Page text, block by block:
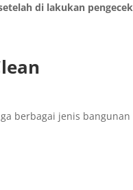
di lakukan
berbagai jenis